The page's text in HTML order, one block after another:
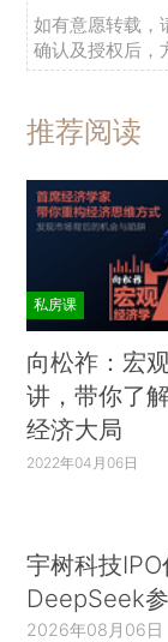
如有意愿转载，
确认及授权后，
推荐阅读
私房课
向松祚：宏
讲，带你了
经济大局
2022年04月06日
宇树科技
DeepSeek
2026年08月06日